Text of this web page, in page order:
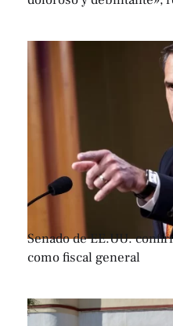
Senado de EE.UU.
como fiscal general